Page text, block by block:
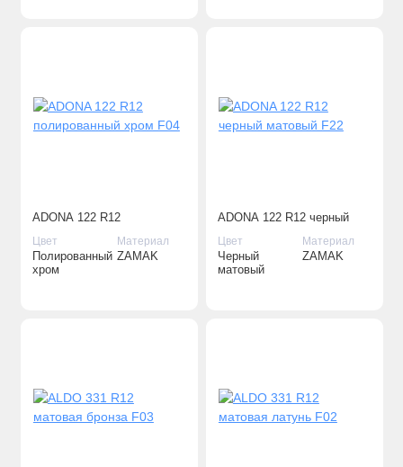
ADONA 122 R12
полированный хром F04
Цвет
Полированный
хром
Материал
ZAMAK
ADONA 122 R12 черный
матовый F22
Цвет
Черный
матовый
Материал
ZAMAK